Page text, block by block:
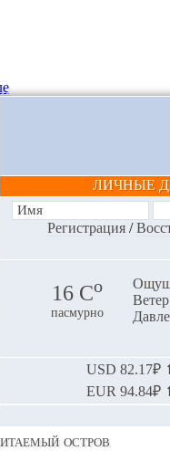
ЛИЧНЫЕ
Регистрация/
16 Сo
пасмурно
USD 82.17₽
EUR 94.84₽
остров